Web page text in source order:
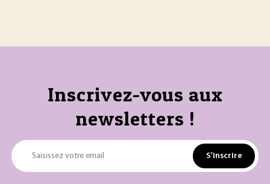
Inscrivez-vous aux
newsletters !
Saisissez votre email S'inscrire